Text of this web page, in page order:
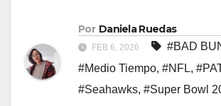
Por Daniela Ruedas
FEB 6, 2026 #BAD
#Medio Tiempo, #NFL,
#Seahawks, #Super Bowl